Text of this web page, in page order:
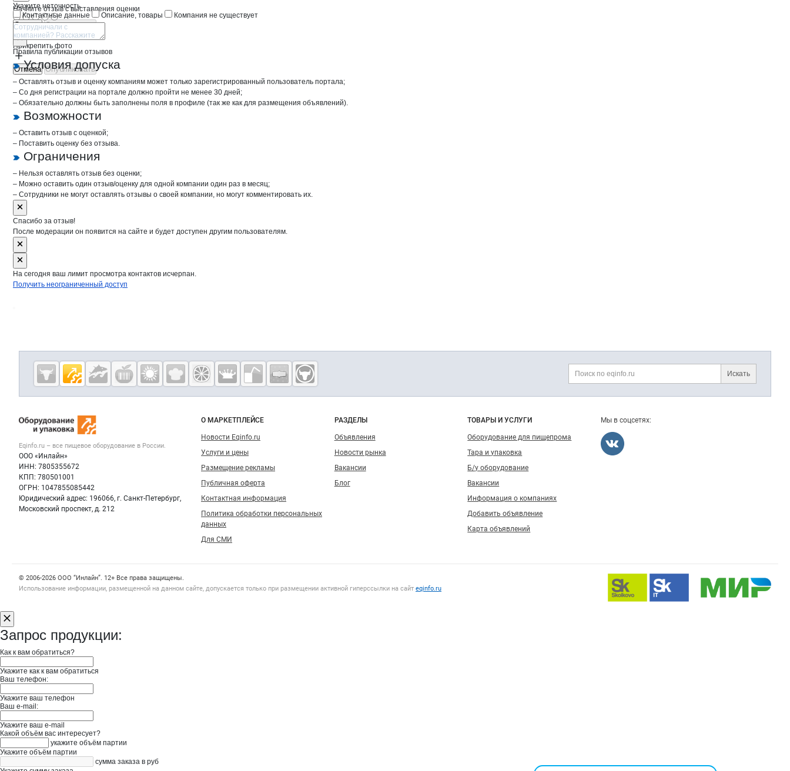
Начните отзыв с выставления оценки
Прикрепить фото
Отмена Опубликовать
Укажите неточность
Контактные данные
Описание, товары Компания не существует
Отмена Опубликовать
Правила публикации отзывов
Условия допуска
– Оставлять отзыв и оценку компаниям может только зарегистрированный пользователь портала;
– Со дня регистрации на портале должно пройти не менее 30 дней;
– Обязательно должны быть заполнены поля в профиле (так же как для размещения объявлений).
Возможности
– Оставить отзыв с оценкой;
– Поставить оценку без отзыва.
Ограничения
– Нельзя оставлять отзыв без оценки;
– Можно оставить один отзыв/оценку для одной компании один раз в месяц;
– Сотрудники не могут оставлять отзывы о своей компании, но могут комментировать их.
Спасибо за отзыв!
После модерации он появится на сайте и будет доступен другим пользователям.
На сегодня ваш лимит просмотра контактов исчерпан.
Получить неограниченный доступ
Дополнительная информация
Искать
Cсылки на полезные проекты
Eqinfo.ru —
пищевое
и упаковка
Важные разделы и контакты
Eqinfo.ru – все пищевое оборудование в России.
ООО «Инлайн»
ИНН: 7805355672
КПП: 780501001
ОГРН: 1047855085442
Юридический адрес: 196066, г. Санкт-Петербург,
Московский проспект, д. 212
Навигация по сайту
О МАРКЕТПЛЕЙСЕ
Новости Eqinfo.ru
Услуги и цены
Размещение рекламы
Публичная оферта
Контактная информация
Политика обработки персональных
данных
Для СМИ
РАЗДЕЛЫ
Объявления
Новости рынка
Вакансии
Блог
ТОВАРЫ И УСЛУГИ
Оборудование для пищепрома
Тара и упаковка
Б/у оборудование
Вакансии
Информация о компаниях
Добавить объявление
Карта объявлений
Мы в соцсетях:
Счетчики, авторское право, логотипы
© 2006‑2026 ООО “Инлайн”. 12+ Все права защищены.
Использование информации, размещенной на данном сайте, допускается только при размещении активной гиперссылки на сайт eqinfo.ru
Запрос продукции:
Как к вам обратиться?
Укажите как к вам обратиться
Ваш телефон:
Укажите ваш телефон
Ваш e-mail:
Укажите ваш e-mail
Какой объём вас интересует?
укажите объём партии
Укажите объём партии
сумма заказа в руб